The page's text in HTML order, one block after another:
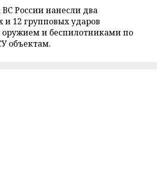
ВС России нанесли два
и 12 групповых ударов
и беспилотниками по
объектам.